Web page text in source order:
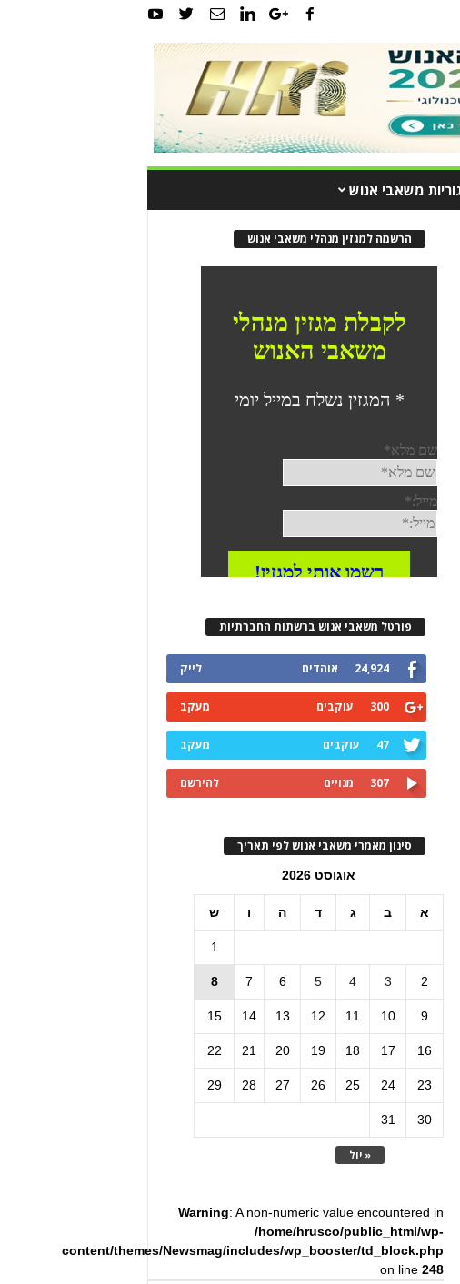
משאבי אנוש
הרשמה למגזין מנהלי משאבי אנוש
פורטל משאבי אנוש ברשתות החברתיות
24,924 אוהדים לייק
300 עוקבים מעקב
47 עוקבים מעקב
307 מנויים להירשם
סינון מאמרי משאבי אנוש לפי תאריך
אוגוסט 2026
א ב ג ד ה ו ש
« יול
1
2
3
4
5
6
7
8
9
10
11
12
13
14
15
16
17
18
19
20
21
22
23
24
25
26
27
28
29
30
31
Warning: A non-numeric value encountered in
/home/hrusco/public_html/wp-
content/themes/Newsmag/includes/wp_booster/td_block.php
on line248